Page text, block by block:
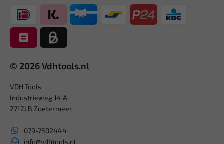
© 2026 Vdhtools.nl
VDH Tools
Industrieweg 14 A
2712LB Zoetermeer
079-7502444
info@vdhtools.nl